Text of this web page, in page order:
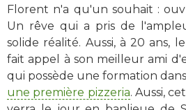
Florent n'a qu'un souhait :
Un rêve qui a pris de
solide réalité. Aussi, à 20 ans,
fait appel à son meilleur ami
qui possède une formation
une première pizzeria. Aussi,